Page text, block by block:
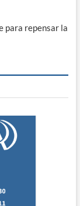
para repensar la